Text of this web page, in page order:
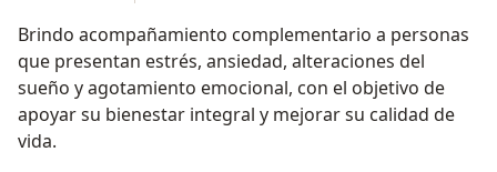
Brindo acompañamiento complementario a personas
que presentan estrés, ansiedad, alteraciones del
sueño y agotamiento emocional, con el objetivo de
apoyar su bienestar integral y mejorar su calidad de
vida.